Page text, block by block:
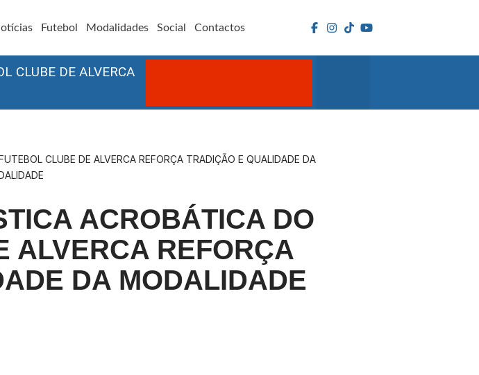
Futebol Modalidades Social Contactos
CLUBE DE ALVERCA
CLUBE DE ALVERCA REFORÇA TRADIÇÃO E QUALIDADE DA
ACROBÁTICA DO
ALVERCA REFORÇA
DA MODALIDADE